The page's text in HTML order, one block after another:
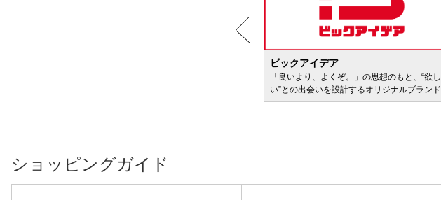
ビックアイデア
「良いより、よくぞ。」の思想のもと、“欲し
い”との出会いを設計するオリジナルブランド
ショッピングガイド